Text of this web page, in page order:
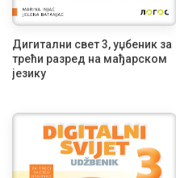
Дигитални свет 3, уџбеник за
трећи разред на мађарском
језику